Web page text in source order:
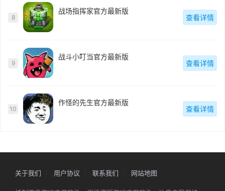
8
战场指挥家官方最新版
查看详情
9
战斗小叮当官方最新版
查看详情
10
作怪的先生官方最新版
查看详情
关于我们 用户协议 联系我们 网站地图